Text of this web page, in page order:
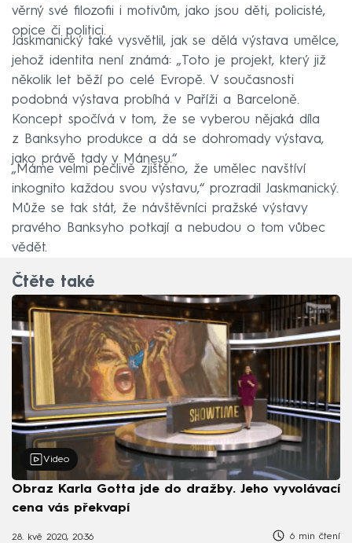
věrný své filozofii i motivům, jako jsou děti, policisté,
opice či politici.
Jaskmanický také vysvětlil, jak se dělá výstava umělce,
jehož identita není známá: „Toto je projekt, který již
několik let běží po celé Evropě. V současnosti
podobná výstava probíhá v Paříži a Barceloně.
Koncept spočívá v tom, že se vyberou nějaká díla
z Banksyho produkce a dá se dohromady výstava,
jako právě tady v Mánesu.“
„Máme velmi pečlivě zjištěno, že umělec navštíví
inkognito každou svou výstavu,“ prozradil Jaskmanický.
Může se tak stát, že návštěvníci pražské výstavy
pravého Banksyho potkají a nebudou o tom vůbec
vědět.
Čtěte také
Video
Obraz Karla Gotta jde do dražby. Jeho vyvolávací
cena vás překvapí
28. kvě 2020, 20:36 6 min čtení